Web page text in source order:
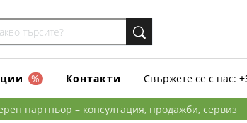
% Контакти Свържете се с нас:
партньор – консултация, продажби, сервиз